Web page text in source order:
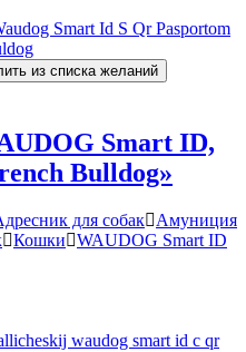
из списка желаний
Smart ID,
Bulldog»
для собак
Амуниция
Кошки
WAUDOG Smart ID